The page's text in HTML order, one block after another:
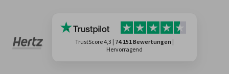
TrustScore 4,3 | 74.151 Bewertungen |
Hervorragend